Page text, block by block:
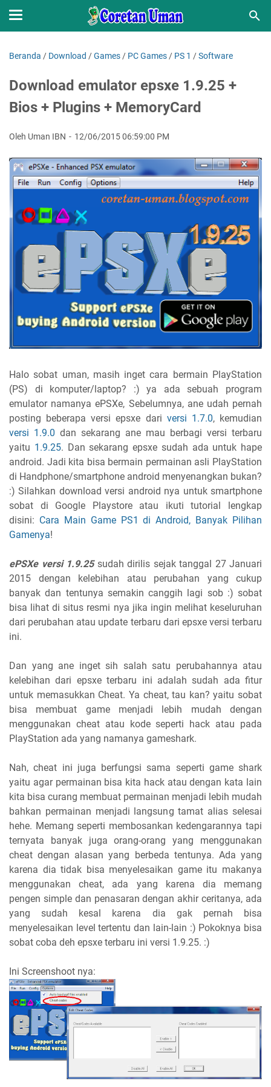
Beranda / Download /Games / PC Games / PS 1 /Software
Download emulator epsxe 1.9.25 +
Bios + Plugins + MemoryCard
Oleh Uman IBN 12/06/2015 06:59:00 PM
Halo sobat uman, masih inget cara bermain PlayStation
(PS) di komputer/laptop? :) ya ada sebuah program
emulator namanya ePSXe, Sebelumnya, ane udah pernah
posting beberapa versi epsxe dari versi 1.7.0, kemudian
versi 1.9.0 dan sekarang ane mau berbagi versi terbaru
yaitu 1.9.25. Dan sekarang epsxe sudah ada untuk hape
android. Jadi kita bisa bermain permainan asli PlayStation
di Handphone/smartphone android menyenangkan bukan?
:) Silahkan download versi android nya untuk smartphone
sobat di Google Playstore atau ikuti tutorial lengkap
disini: Cara Main Game PS1 di Android, Banyak Pilihan
Gamenya!
ePSXe versi 1.9.25sudah dirilis sejak tanggal 27 Januari
2015 dengan kelebihan atau perubahan yang cukup
banyak dan tentunya semakin canggih lagi sob :) sobat
bisa lihat di situs resmi nya jika ingin melihat keseluruhan
dari perubahan atau update terbaru dari epsxe versi terbaru
ini.
Dan yang ane inget sih salah satu perubahannya atau
kelebihan dari epsxe terbaru ini adalah sudah ada fitur
untuk memasukkan Cheat. Ya cheat, tau kan? yaitu sobat
bisa membuat game menjadi lebih mudah dengan
menggunakan cheat atau kode seperti hack atau pada
PlayStation ada yang namanya gameshark.
Nah, cheat ini juga berfungsi sama seperti game shark
yaitu agar permainan bisa kita hack atau dengan kata lain
kita bisa curang membuat permainan menjadi lebih mudah
bahkan permainan menjadi langsung tamat alias selesai
hehe. Memang seperti membosankan kedengarannya tapi
ternyata banyak juga orang-orang yang menggunakan
cheat dengan alasan yang berbeda tentunya. Ada yang
karena dia tidak bisa menyelesaikan game itu makanya
menggunakan cheat, ada yang karena dia memang
pengen simple dan penasaran dengan akhir ceritanya, ada
yang sudah kesal karena dia gak pernah bisa
menyelesaikan level tertentu dan lain-lain :) Pokoknya bisa
sobat coba deh epsxe terbaru ini versi 1.9.25. :)
Ini Screenshoot nya: